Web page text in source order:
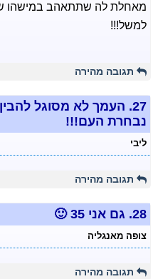
מאחלת לה שתתאהב במישהו
למשל!!!
תגובה מהירה
27. העמך לא מסוגל
נבחרת העם!!!
ליבי
תגובה מהירה
28. גם אני 35 🙂
צופה מאנגליה
תגובה מהירה